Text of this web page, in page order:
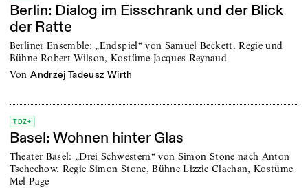
Berlin: Dialog im Eisschrank und der Blick
der Ratte
Berliner Ensemble: „Endspiel“ von Samuel Beckett. Regie und
Bühne Robert Wilson, Kostüme Jacques Reynaud
von Andrzej Tadeusz Wirth
TDZ+
Basel: Wohnen hinter Glas
Theater Basel: „Drei Schwestern“ von Simon Stone nach Anton
Tschechow. Regie Simon Stone, Bühne Lizzie Clachan, Kostüme
Mel Page